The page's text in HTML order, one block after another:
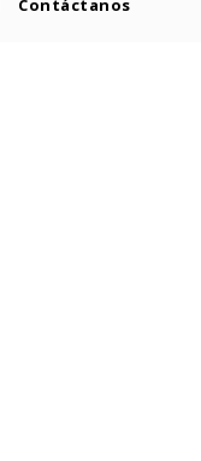
Contáctanos